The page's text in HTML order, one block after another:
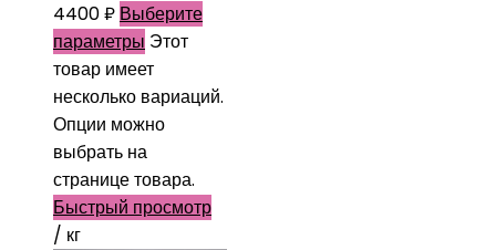
4400₽ Выберите
параметры Этот
товар имеет
несколько вариаций.
Опции можно
выбрать на
странице товара.
Быстрый просмотр
/ кг